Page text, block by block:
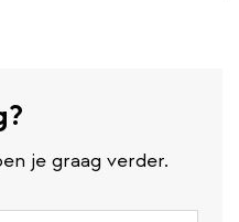
je graag verder.